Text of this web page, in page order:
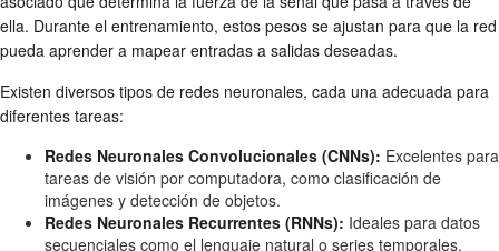
ella. Durante el entrenamiento, estos pesos se ajustan para que la red
pueda aprender a mapear entradas a salidas deseadas.
Existen diversos tipos de redes neuronales, cada una adecuada para
diferentes tareas:
Redes Neuronales Convolucionales (CNNs): Excelentes para
tareas de visión por computadora, como clasificación de
imágenes y detección de objetos.
Redes Neuronales Recurrentes (RNNs): Ideales para datos
secuenciales como el lenguaje natural o series temporales,